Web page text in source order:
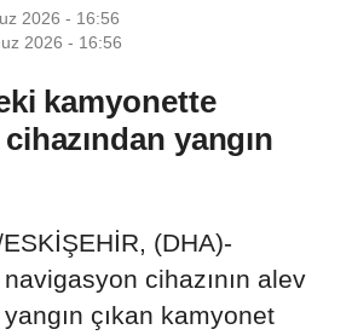
2026 - 16:56
2026 - 16:56
kamyonette
yangın
(DHA)-
cihazının alev
çıkan kamyonet